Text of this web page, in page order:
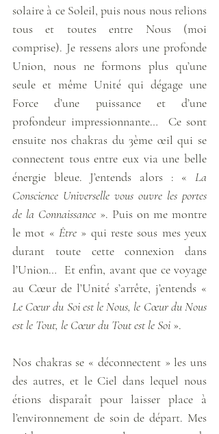
solaire à ce Soleil, puis nous nous relions
tous et toutes entre Nous (moi
comprise). Je ressens alors une profonde
Union, nous ne formons plus qu’une
seule et même Unité qui dégage une
Force d’une puissance et d’une
profondeur impressionnante…  Ce sont
ensuite nos chakras du 3ème œil qui se
connectent tous entre eux via une belle
énergie bleue. J’entends alors : « La
Conscience Universelle vous ouvre les portes
de la Connaissance ». Puis on me montre
le mot « Être » qui reste sous mes yeux
durant toute cette connexion dans
l’Union…  Et enfin, avant que ce voyage
Le Cœur du Soi est le Nous, le Cœur du Nous
est le Tout, le Cœur du Tout est le Soi ».
Nos chakras se « déconnectent » les uns
des autres, et le Ciel dans lequel nous
étions disparaît pour laisser place à
l’environnement de soin de départ. Mes